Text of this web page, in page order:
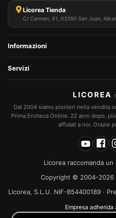
Licorea Tienda
C/ Carmen, 61, 03550 San Juan,
Informazioni
Servizi
LICOREA
Dal 2004 siamo pionieri nella vendita
Prima Enoteca Online. 22 anni dopo,
affidati a noi. Grazie
Licorea raccomanda
Copyright © 2004-2026
Licorea, S.L.U. NIF-B54400189 ·
Empresa adherida
selezionare i cookie che ci
tua sessione.